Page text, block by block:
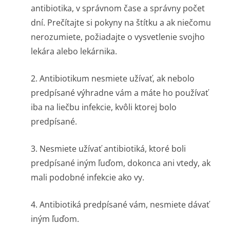
antibiotika, v správnom čase a správny počet
dní. Prečítajte si pokyny na štítku a ak niečomu
nerozumiete, požiadajte o vysvetlenie svojho
lekára alebo lekárnika.
2. Antibiotikum nesmiete užívať, ak nebolo
predpísané výhradne vám a máte ho používať
iba na liečbu infekcie, kvôli ktorej bolo
predpísané.
3. Nesmiete užívať antibiotiká, ktoré boli
predpísané iným ľuďom, dokonca ani vtedy, ak
mali podobné infekcie ako vy.
4. Antibiotiká predpísané vám, nesmiete dávať
iným ľuďom.